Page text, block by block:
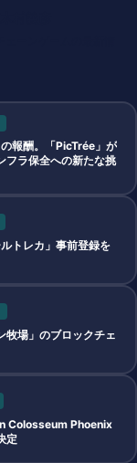
報酬。「PicTrée」が
フラ保全への新たな挑
トレカ」事前登録を
場」のブロックチェ
Colosseum Phoenix
定